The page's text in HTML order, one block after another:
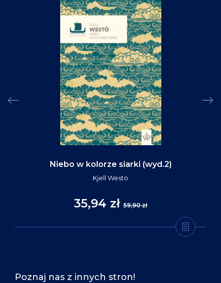
Niebo w kolorze siarki (wyd.2)
Kjell Westö
35,94 zł 59,90 zł
Poznaj nas z innych stron!